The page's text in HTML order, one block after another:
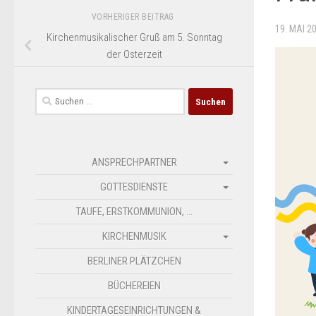
19. MAI
VORHERIGER BEITRAG
Kirchenmusikalischer Gruß am 5. Sonntag
der Osterzeit
Suchen
nach:
ANSPRECHPARTNER
GOTTESDIENSTE
TAUFE, ERSTKOMMUNION, …
KIRCHENMUSIK
BERLINER PLÄTZCHEN
BÜCHEREIEN
KINDERTAGESEINRICHTUNGEN &